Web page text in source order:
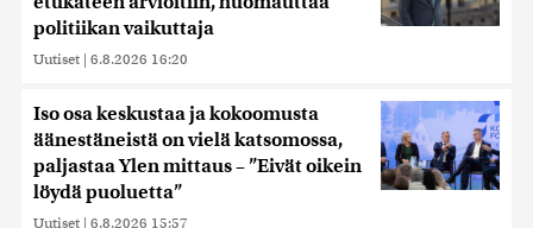
politiikan vaikuttaja
Uutiset | 6.8.2026 16:20
Iso osa keskustaa ja kokoomusta
äänestäneistä on vielä katsomossa,
paljastaa Ylen mittaus – ”Eivät oikein
löydä puoluetta”
Uutiset | 6.8.2026 15:57